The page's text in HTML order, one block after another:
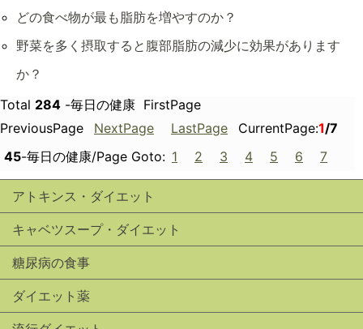
どの食べ物が最も脂肪を増やすのか？
野菜を多く摂取すると腹部脂肪の減少に効果があります
か？
Total 284 -毎日の健康 FirstPage
PreviousPage
NextPage LastPage CurrentPage:1/7
45-毎日の健康/Page Goto: 1 2 3 4 5 6 7
アトキンス・ダイエット
キャベツスープ・ダイエット
糖尿病の食事
ダイエット薬